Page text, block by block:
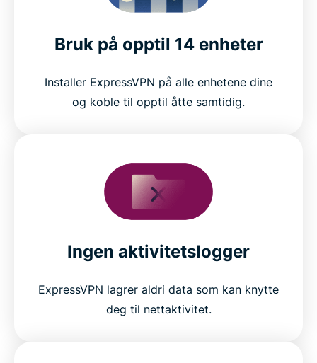
Bruk på opptil 14 enheter
Installer ExpressVPN på alle enhetene dine
og koble til opptil åtte samtidig.
Ingen aktivitetslogger
ExpressVPN lagrer aldri data som kan knytte
deg til nettaktivitet.